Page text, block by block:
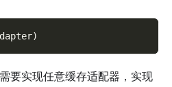
)
要实现任意缓存适配器，实现